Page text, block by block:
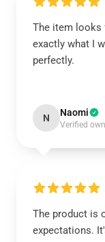
The item looks
exactly what I
perfectly.
N Naomi
Verified
The product is
expectations.